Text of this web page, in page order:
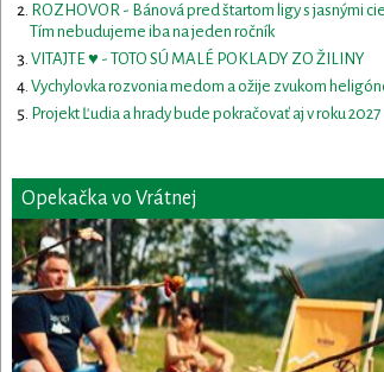
ROZHOVOR - Bánová pred štartom ligy s jasnými
Tím nebudujeme iba na jeden ročník
VITAJTE ♥ - TOTO SÚ MALÉ POKLADY ZO ŽILINY
Vychylovka rozvonia medom a ožije zvukom
Projekt Ľudia a hrady bude pokračovať aj v roku 2027
Opekačka vo Vrátnej